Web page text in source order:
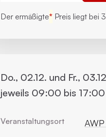
Der ermäßigte* Preis liegt bei
Do., 02.12. und Fr.,
jeweils 09:00 bis
Veranstaltungsort